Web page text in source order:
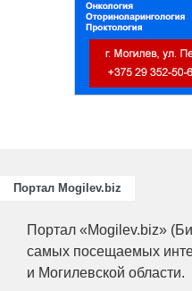
Портал Mogilev.biz
Портал «Mogilev.biz»
самых посещаемых
и Могилевской области.